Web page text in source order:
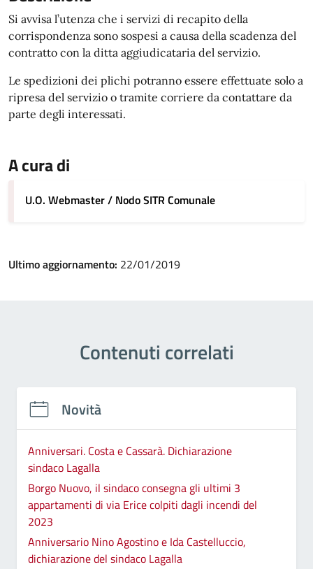
Si avvisa l’utenza che i servizi di recapito della
corrispondenza sono sospesi a causa della scadenza del
contratto con la ditta aggiudicataria del servizio.
Le spedizioni dei plichi potranno essere effettuate solo a
ripresa del servizio o tramite corriere da contattare da
parte degli interessati.
A cura di
U.O. Webmaster / Nodo SITR Comunale
Ultimo aggiornamento: 22/01/2019
Contenuti correlati
Novità
Anniversari. Costa e Cassarà. Dichiarazione
sindaco Lagalla
Borgo Nuovo, il sindaco consegna gli ultimi 3
appartamenti di via Erice colpiti dagli incendi del
2023
Anniversario Nino Agostino e Ida Castelluccio,
dichiarazione del sindaco Lagalla